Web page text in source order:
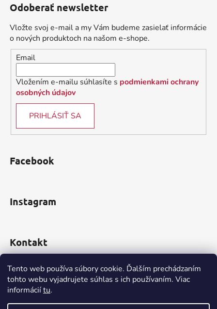
Tento web používa súbory cookie. Ďalším prechádzaním
tohto webu vyjadrujete súhlas s ich používaním. Viac
informáciítu.
e
p
r
v
k
y
v
ý
e
Odoberať newsletter
Vložte svoj e-mail a my Vám budeme zasielať informácie
o nových produktoch na našom e-shope.
Email
Vložením e-mailu súhlasíte s podmienkami ochrany
osobných údajov
PRIHLÁSIŤ SA
Facebook
Instagram
Kontakt
obchod@incomp.sk
0910 999 552